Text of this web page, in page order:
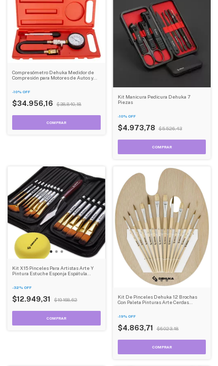
Compresómetro Dehuka Medidor de
Compresión para Motores de Autos y
-10% OFF
$34.956,16 $38.840,18
Kit Manicura Pedicura Dehuka 7
Piezas
-10% OFF
$4.973,78 $5.526,43
Kit X15 Pinceles Para Artistas Arte Y
Pintura Estuche Esponja Espátula
-32% OFF
$12.949,31 $19.168,62
Kit De Pinceles Dehuka 12 Brochas
Con Paleta Pinturas Arte Cerdas
-19% OFF
$4.863,71 $6.023,18